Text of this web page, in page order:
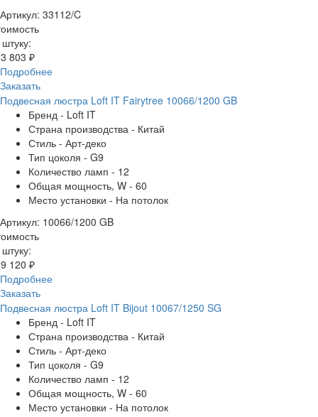
Артикул: 33112/C
803 ₽
Подробнее
Заказать
Подвесная люстра Loft IT Fairytree 10066/1200 GB
Бренд - Loft IT
Страна производства - Китай
Стиль - Арт-деко
Тип цоколя - G9
Количество ламп - 12
Общая мощность, W - 60
Место установки - На потолок
Артикул: 10066/1200 GB
120 ₽
Подробнее
Заказать
Подвесная люстра Loft IT Bijout 10067/1250 SG
Бренд - Loft IT
Страна производства - Китай
Стиль - Арт-деко
Тип цоколя - G9
Количество ламп - 12
Общая мощность, W - 60
Место установки - На потолок